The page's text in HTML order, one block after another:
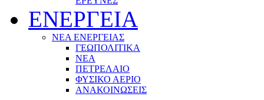
ΕΝΕΡΓΕΙΑ
ΝΕΑ ΕΝΕΡΓΕΙΑΣ
ΓΕΩΠΟΛΙΤΙΚΑ
ΝΕΑ
ΠΕΤΡΕΛΑΙΟ
ΦΥΣΙΚΟ ΑΕΡΙΟ
ΑΝΑΚΟΙΝΩΣΕΙΣ